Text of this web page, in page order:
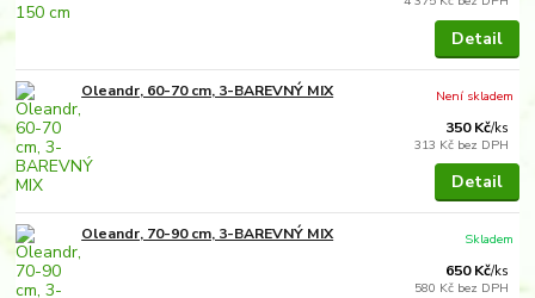
Detail
Oleandr, 60-70 cm, 3-BAREVNÝ MIX
350 Kč/ks
313 Kč bez DPH
Není skladem
Detail
Oleandr, 70-90 cm, 3-BAREVNÝ MIX
650 Kč/ks
580 Kč bez DPH
Skladem